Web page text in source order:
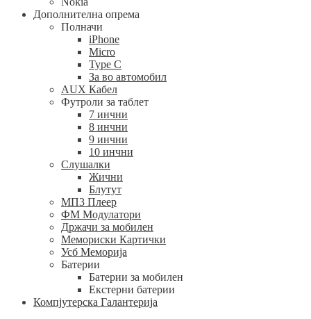
Дополнителна опрема
Полначи
iPhone
Micro
Type C
За во автомобил
AUX Кабел
Футроли за таблет
7 инчни
8 инчни
9 инчни
10 инчни
Слушалки
Жични
Блутут
МП3 Плеер
ФМ Модулатори
Држачи за мобилен
Мемориски Картички
Усб Меморија
Батерии
Батерии за мобилен
Екстерни батерии
Компјутерска Галантерија